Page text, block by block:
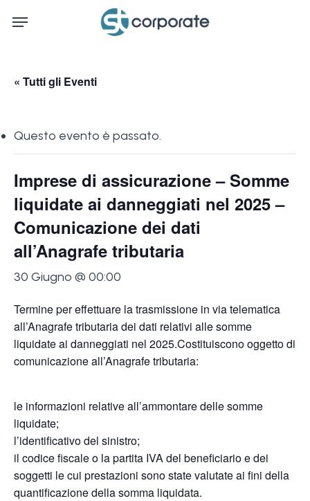
Menu
« Tutti gli Eventi
Questo evento è passato.
Imprese di assicurazione – Somme
liquidate ai danneggiati nel 2025 –
Comunicazione dei dati
all’Anagrafe tributaria
30 Giugno @ 00:00
Termine per effettuare la trasmissione in via telematica
all’Anagrafe tributaria dei dati relativi alle somme
liquidate ai danneggiati nel 2025.Costituiscono oggetto di
comunicazione all’Anagrafe tributaria:
le informazioni relative all’ammontare delle somme
liquidate;
l’identificativo del sinistro;
il codice fiscale o la partita IVA del beneficiario e dei
soggetti le cui prestazioni sono state valutate ai fini della
quantificazione della somma liquidata.